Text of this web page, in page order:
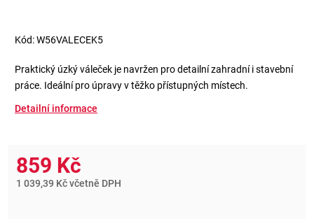
Kód:W56VALECEK5
Praktický úzký váleček je navržen pro detailní zahradní i stavební
práce. Ideální pro úpravy v těžko přístupných místech.
Detailní informace
859 Kč
1 039,39 Kč včetně DPH